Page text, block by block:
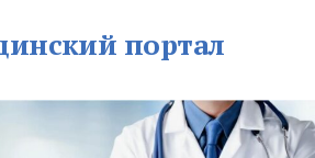
портал